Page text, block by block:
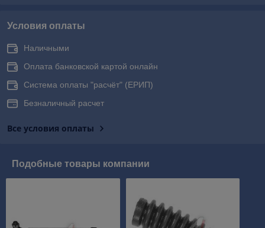
Условия оплаты
Наличными
Оплата банковской картой онлайн
Система оплаты "расчёт" (ЕРИП)
Безналичный расчет
Все условия оплаты
Подобные товары компании